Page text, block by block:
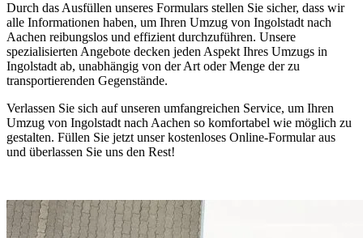
Durch das Ausfüllen unseres Formulars stellen Sie sicher, dass wir
alle Informationen haben, um Ihren Umzug von Ingolstadt nach
Aachen reibungslos und effizient durchzuführen. Unsere
spezialisierten Angebote decken jeden Aspekt Ihres Umzugs in
Ingolstadt ab, unabhängig von der Art oder Menge der zu
transportierenden Gegenstände.
Verlassen Sie sich auf unseren umfangreichen Service, um Ihren
Umzug von Ingolstadt nach Aachen so komfortabel wie möglich zu
gestalten. Füllen Sie jetzt unser kostenloses Online-Formular aus
und überlassen Sie uns den Rest!